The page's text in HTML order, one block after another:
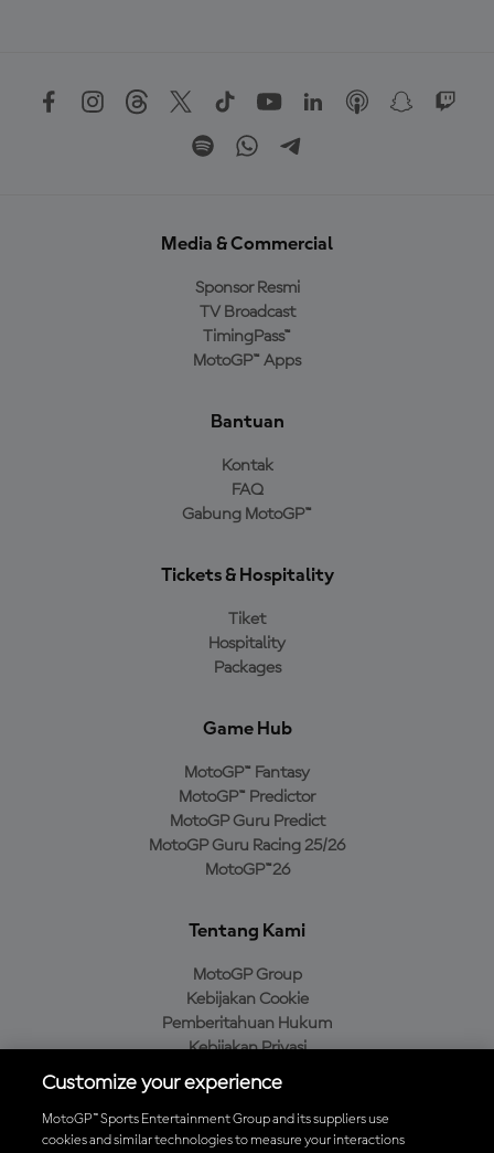
Media & Commercial
Sponsor Resmi
TV Broadcast
TimingPass™
MotoGP™ Apps
Bantuan
Kontak
FAQ
Gabung MotoGP™
Tickets & Hospitality
Tiket
Hospitality
Packages
Game Hub
MotoGP™ Fantasy
MotoGP™ Predictor
MotoGP Guru Predict
MotoGP Guru Racing 25/26
MotoGP™26
Tentang Kami
MotoGP Group
Kebijakan Cookie
Pemberitahuan Hukum
Kebijakan Privasi
Kebijakan Pembelian
Customize your experience
MotoGP™ Sports Entertainment Group and its suppliers use
cookies and similar technologies to measure your interactions